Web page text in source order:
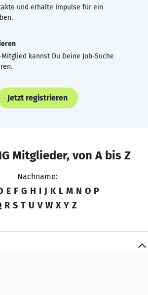
und erhalte Impulse für ein
kannst Du Deine Job-Suche
Jetzt registrieren
Mitglieder, von A bis Z
Nachname:
E F G H I J K L M N O P
R S T U V W X Y Z